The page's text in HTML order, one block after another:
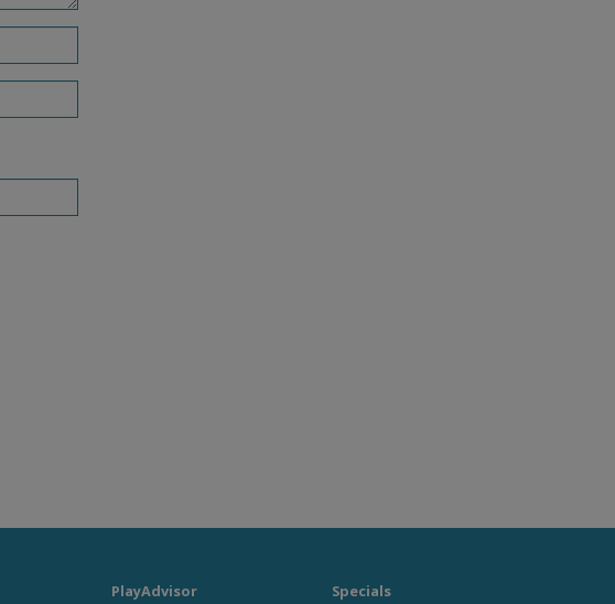
PlayAdvisor Specials